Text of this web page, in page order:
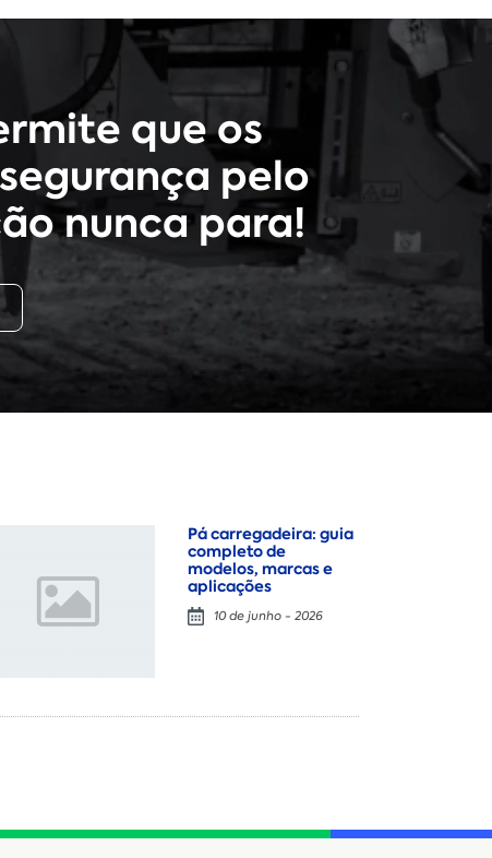
que os
pelo
nunca para!
Pá carregadeira: guia
completo de
modelos, marcas e
aplicações
10 de junho - 2026